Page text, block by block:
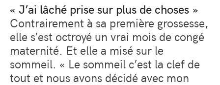
« J’ai lâché prise sur plus de choses »
Contrairement à sa première grossesse,
elle s’est octroyé un vrai mois de congé
maternité. Et elle a misé sur le
sommeil. « Le sommeil c’est la clef de
tout et nous avons décidé avec mon